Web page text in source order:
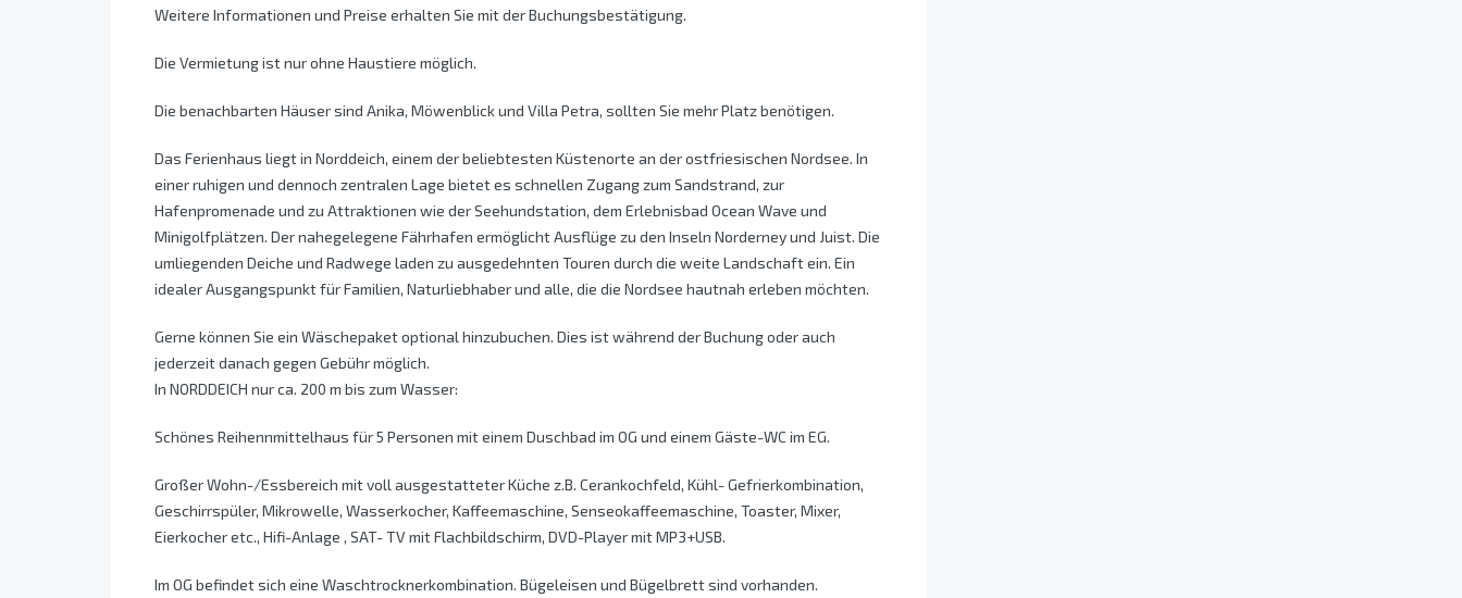
Weitere Informationen und Preise erhalten Sie mit der Buchungsbestätigung.
Die Vermietung ist nur ohne Haustiere möglich.
Die benachbarten Häuser sind Anika, Möwenblick und Villa Petra, sollten Sie mehr Platz benötigen.
Das Ferienhaus liegt in Norddeich, einem der beliebtesten Küstenorte an der ostfriesischen Nordsee. In
einer ruhigen und dennoch zentralen Lage bietet es schnellen Zugang zum Sandstrand, zur
Hafenpromenade und zu Attraktionen wie der Seehundstation, dem Erlebnisbad Ocean Wave und
Minigolfplätzen. Der nahegelegene Fährhafen ermöglicht Ausflüge zu den Inseln Norderney und Juist. Die
umliegenden Deiche und Radwege laden zu ausgedehnten Touren durch die weite Landschaft ein. Ein
idealer Ausgangspunkt für Familien, Naturliebhaber und alle, die die Nordsee hautnah erleben möchten.
Gerne können Sie ein Wäschepaket optional hinzubuchen. Dies ist während der Buchung oder auch
jederzeit danach gegen Gebühr möglich.
In NORDDEICH nur ca. 200 m bis zum Wasser:
Schönes Reihennmittelhaus für 5 Personen mit einem Duschbad im OG und einem Gäste-WC im EG.
Großer Wohn-/Essbereich mit voll ausgestatteter Küche z.B. Cerankochfeld, Kühl- Gefrierkombination,
Geschirrspüler, Mikrowelle, Wasserkocher, Kaffeemaschine, Senseokaffeemaschine, Toaster, Mixer,
Eierkocher etc., Hifi-Anlage , SAT- TV mit Flachbildschirm, DVD-Player mit MP3+USB.
Im OG befindet sich eine Waschtrocknerkombination. Bügeleisen und Bügelbrett sind vorhanden.